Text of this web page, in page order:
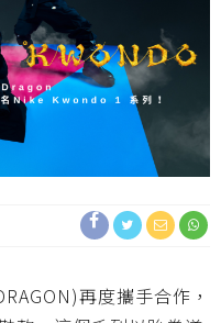
再度攜手合作，